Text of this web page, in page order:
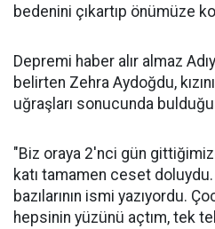
bedenini çıkartıp önümüze
Depremi haber alır almaz
belirten Zehra Aydoğdu,
uğraşları sonucunda
"Biz oraya 2'nci gün
katı tamamen ceset doluydu.
bazılarının ismi yazıyordu.
hepsinin yüzünü açtım, tek